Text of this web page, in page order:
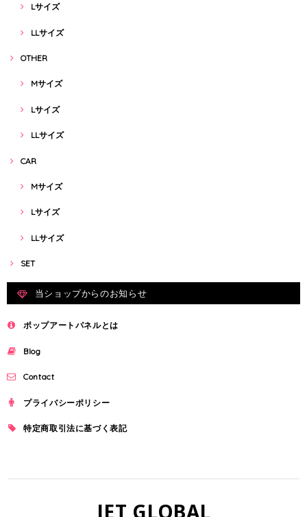
Lサイズ
LLサイズ
OTHER
Mサイズ
Lサイズ
LLサイズ
CAR
Mサイズ
Lサイズ
LLサイズ
SET
当ショップからのお知らせ
ポップアートパネルとは
Blog
Contact
プライバシーポリシー
特定商取引法に基づく表記
JET GLOBAL